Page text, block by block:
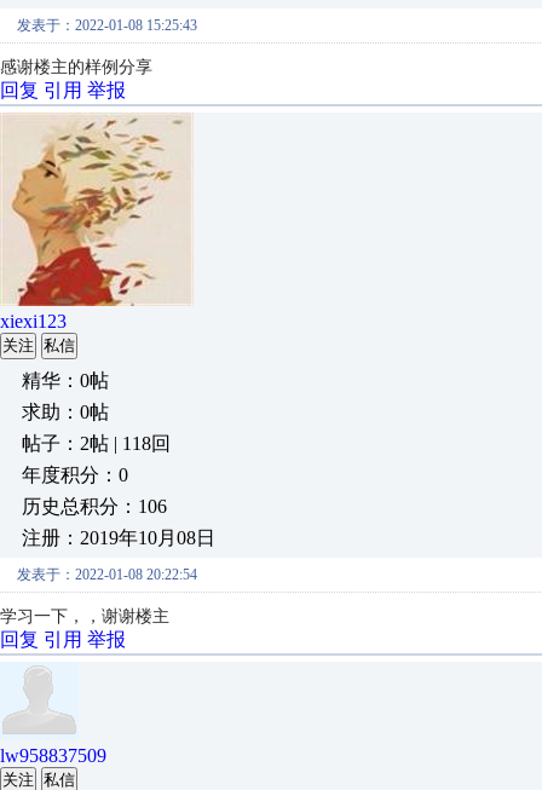
发表于：2022-01-08 15:25:43
感谢楼主的样例分享
回复 引用 举报
xiexi123
关注 私信
精华：0帖
求助：0帖
帖子：2帖 | 118回
年度积分：0
历史总积分：106
注册：2019年10月08日
发表于：2022-01-08 20:22:54
学习一下，，谢谢楼主
回复 引用 举报
lw958837509
关注 私信